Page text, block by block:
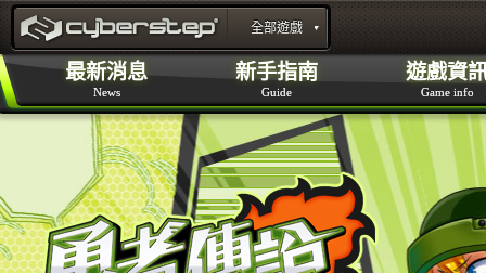
勇者傳說Online 官方網站 :
layout_portal_title
全部遊戲
最新消息
News
新手指南
Guide
遊戲資
Game info
官方新聞 開始遊戲
角色介紹